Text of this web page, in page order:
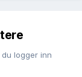
logger inn